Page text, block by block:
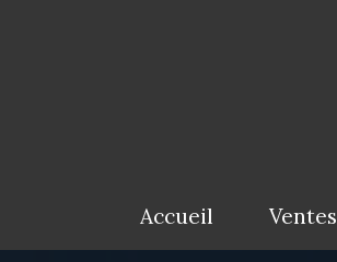
Accueil Ventes